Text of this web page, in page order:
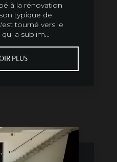
à la rénovation
typique de
tourné vers le
a sublim...
PLUS